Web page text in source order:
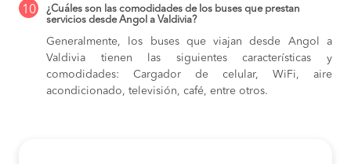
10
¿Cuáles son las comodidades de los buses que prestan
servicios desde Angol a Valdivia?
Generalmente, los buses que viajan desde Angol a
Valdivia tienen las siguientes características y
comodidades: Cargador de celular, WiFi, aire
acondicionado, televisión, café, entre otros.